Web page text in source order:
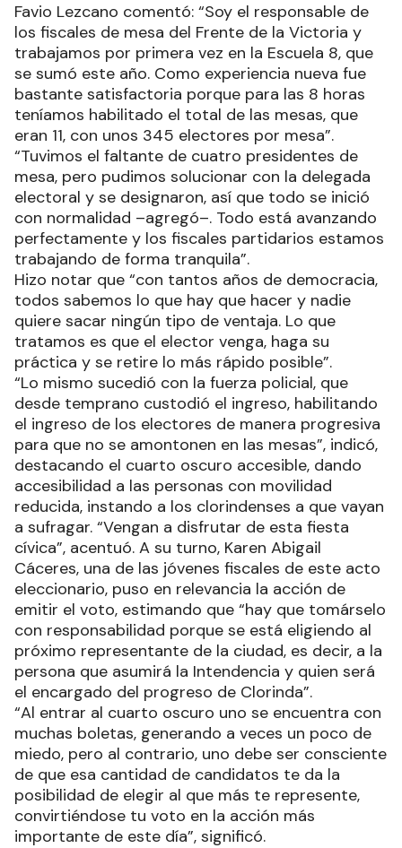
Favio Lezcano comentó: “Soy el responsable de
los fiscales de mesa del Frente de la Victoria y
trabajamos por primera vez en la Escuela 8, que
se sumó este año. Como experiencia nueva fue
bastante satisfactoria porque para las 8 horas
teníamos habilitado el total de las mesas, que
eran 11, con unos 345 electores por mesa”.
“Tuvimos el faltante de cuatro presidentes de
mesa, pero pudimos solucionar con la delegada
electoral y se designaron, así que todo se inició
con normalidad –agregó–. Todo está avanzando
perfectamente y los fiscales partidarios estamos
trabajando de forma tranquila”.
Hizo notar que “con tantos años de democracia,
todos sabemos lo que hay que hacer y nadie
quiere sacar ningún tipo de ventaja. Lo que
tratamos es que el elector venga, haga su
práctica y se retire lo más rápido posible”.
“Lo mismo sucedió con la fuerza policial, que
desde temprano custodió el ingreso, habilitando
el ingreso de los electores de manera progresiva
para que no se amontonen en las mesas”, indicó,
destacando el cuarto oscuro accesible, dando
accesibilidad a las personas con movilidad
reducida, instando a los clorindenses a que vayan
a sufragar. “Vengan a disfrutar de esta fiesta
cívica”, acentuó. A su turno, Karen Abigail
Cáceres, una de las jóvenes fiscales de este acto
eleccionario, puso en relevancia la acción de
emitir el voto, estimando que “hay que tomárselo
con responsabilidad porque se está eligiendo al
próximo representante de la ciudad, es decir, a la
persona que asumirá la Intendencia y quien será
el encargado del progreso de Clorinda”.
“Al entrar al cuarto oscuro uno se encuentra con
muchas boletas, generando a veces un poco de
miedo, pero al contrario, uno debe ser consciente
de que esa cantidad de candidatos te da la
posibilidad de elegir al que más te represente,
convirtiéndose tu voto en la acción más
importante de este día”, significó.